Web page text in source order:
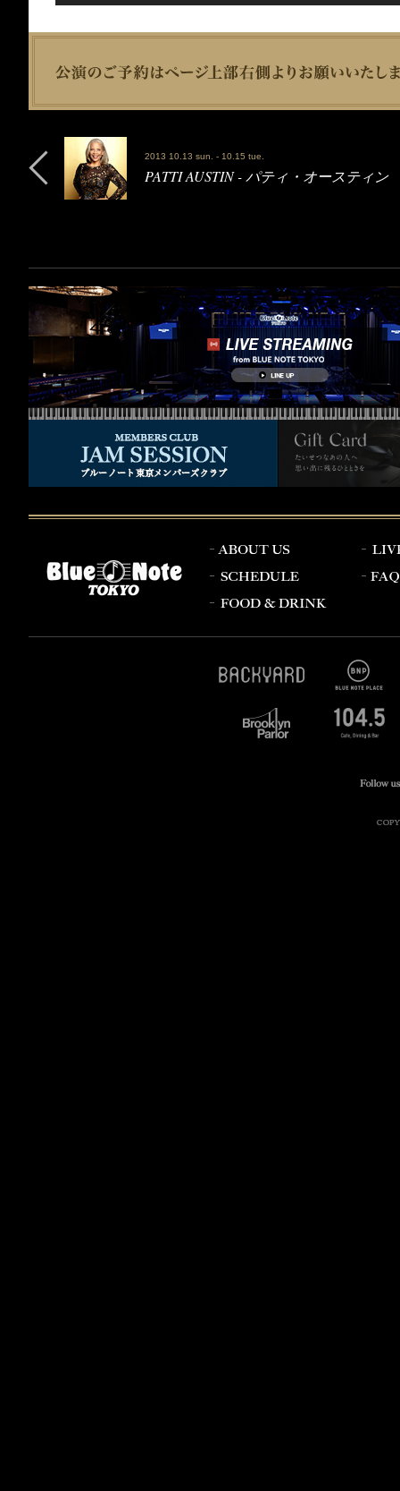
2013 10.13 sun. - 10.15 tue.
PATTI AUSTIN - パティ・オースティン